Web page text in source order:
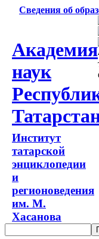
Сведения об
Академия
наук
Институт
татарской
энциклопедии
и
регионоведения
им. М.
Хасанова